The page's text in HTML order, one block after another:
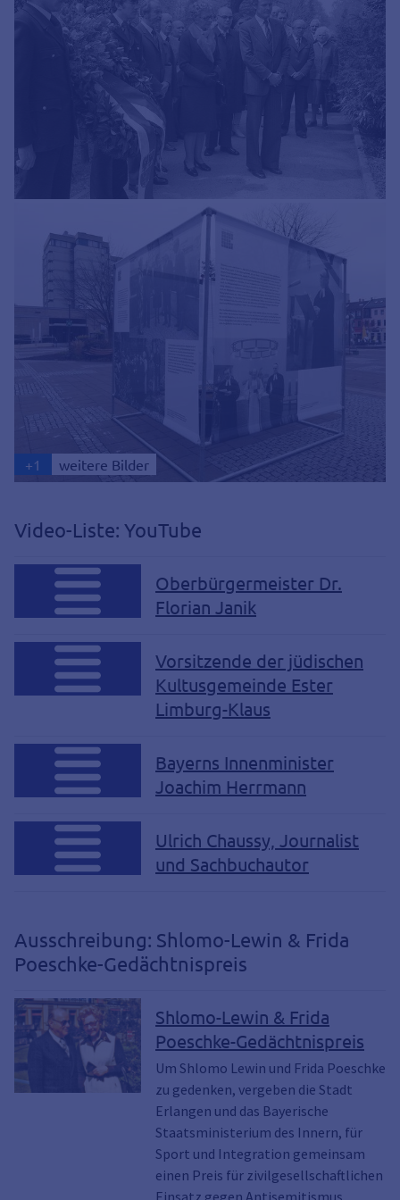
+1 weitere Bilder
Video-Liste: YouTube
Oberbürgermeister Dr.
Florian Janik
Vorsitzende der jüdischen
Kultusgemeinde Ester
Limburg-Klaus
Bayerns Innenminister
Joachim Herrmann
Ulrich Chaussy, Journalist
und Sachbuchautor
Ausschreibung: Shlomo-Lewin & Frida
Poeschke-Gedächtnispreis
Shlomo-Lewin & Frida
Poeschke-Gedächtnispreis
Um Shlomo Lewin und Frida Poeschke
zu gedenken, vergeben die Stadt
Erlangen und das Bayerische
Staatsministerium des Innern, für
Sport und Integration gemeinsam
einen Preis für zivilgesellschaftlichen
Einsatz gegen Antisemitismus,